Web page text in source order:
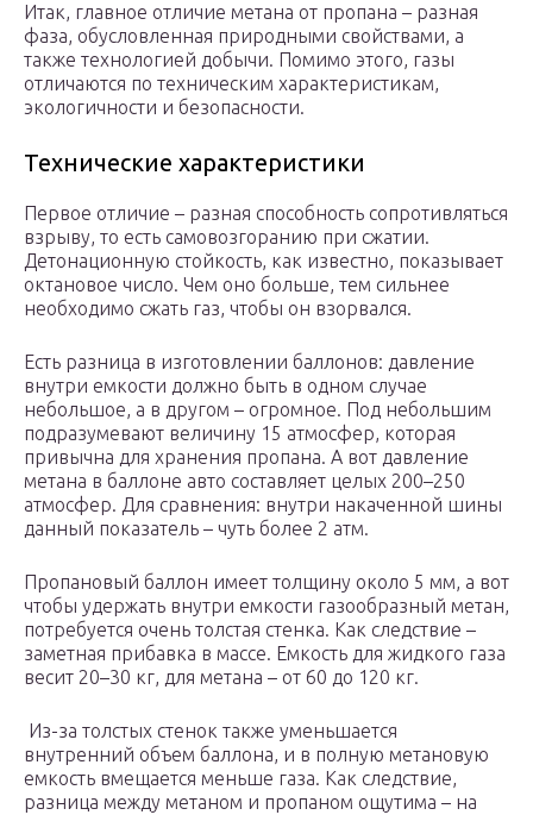
Итак, главное отличие метана от пропана – разная
фаза, обусловленная природными свойствами, а
также технологией добычи. Помимо этого, газы
отличаются по техническим характеристикам,
экологичности и безопасности.
Технические характеристики
Первое отличие – разная способность сопротивляться
взрыву, то есть самовозгоранию при сжатии.
Детонационную стойкость, как известно, показывает
октановое число. Чем оно больше, тем сильнее
необходимо сжать газ, чтобы он взорвался.
Есть разница в изготовлении баллонов: давление
внутри емкости должно быть в одном случае
небольшое, а в другом – огромное. Под небольшим
подразумевают величину 15 атмосфер, которая
привычна для хранения пропана. А вот давление
метана в баллоне авто составляет целых 200–250
атмосфер. Для сравнения: внутри накаченной шины
данный показатель – чуть более 2 атм.
Пропановый баллон имеет толщину около 5 мм, а вот
чтобы удержать внутри емкости газообразный метан,
потребуется очень толстая стенка. Как следствие –
заметная прибавка в массе. Емкость для жидкого газа
весит 20–30 кг, для метана – от 60 до 120 кг.
Из-за толстых стенок также уменьшается
внутренний объем баллона, и в полную метановую
емкость вмещается меньше газа. Как следствие,
разница между метаном и пропаном ощутима – на